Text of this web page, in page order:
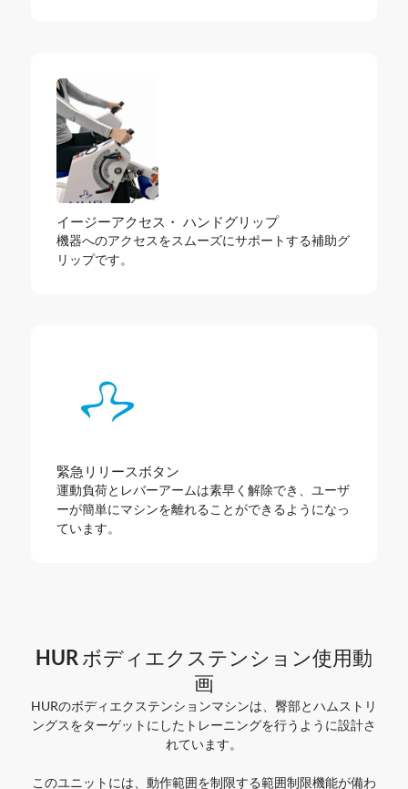
イージーアクセス・ ハンドグリップ
機器へのアクセスをスムーズにサポートする補助グ
リップです。
緊急リリースボタン
運動負荷とレバーアームは素早く解除でき、ユーザ
ーが簡単にマシンを離れることができるようになっ
ています。
HUR ボディエクステンション使用動
画
HURのボディエクステンションマシンは、臀部とハムストリ
ングスをターゲットにしたトレーニングを行うように設計さ
れています。
このユニットには、動作範囲を制限する範囲制限機能が備わ